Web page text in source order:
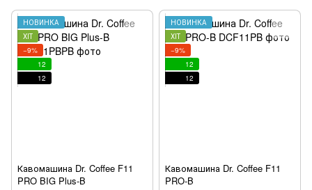
НОВИНКА
ХІТ
−9%
12
12
Кавомашина Dr. Coffee F11
PRO BIG Plus-B
НОВИНКА
ХІТ
−9%
12
12
Кавомашина Dr. Coffee F11
PRO-B